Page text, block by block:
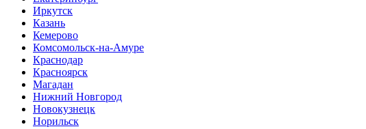
Иркутск
Казань
Кемерово
Комсомольск-на-Амуре
Краснодар
Красноярск
Магадан
Нижний Новгород
Новокузнецк
Норильск